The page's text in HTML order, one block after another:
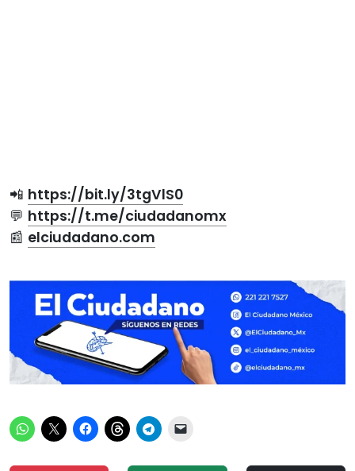
📲 https://bit.ly/3tgVlS0
💬 https://t.me/ciudadanomx
📰 elciudadano.com